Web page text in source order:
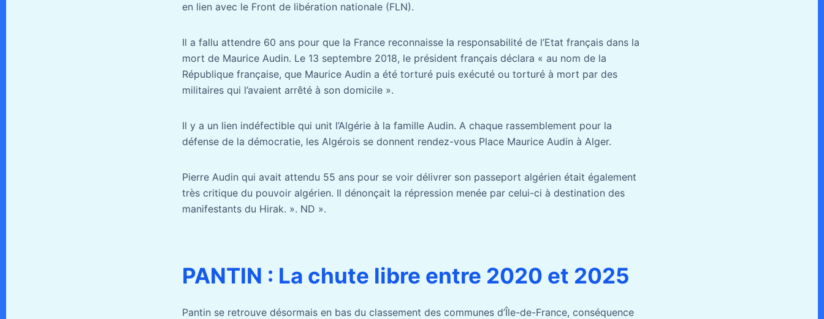
en lien avec le Front de libération nationale (FLN).
Il a fallu attendre 60 ans pour que la France reconnaisse la responsabilité de l’Etat français dans la
mort de Maurice Audin. Le 13 septembre 2018, le président français déclara « au nom de la
République française, que Maurice Audin a été torturé puis exécuté ou torturé à mort par des
militaires qui l’avaient arrêté à son domicile ».
Il y a un lien indéfectible qui unit l’Algérie à la famille Audin. A chaque rassemblement pour la
défense de la démocratie, les Algérois se donnent rendez-vous Place Maurice Audin à Alger.
Pierre Audin qui avait attendu 55 ans pour se voir délivrer son passeport algérien était également
très critique du pouvoir algérien. Il dénonçait la répression menée par celui-ci à destination des
manifestants du Hirak. ». ND ».
PANTIN : La chute libre entre 2020 et 2025
Pantin se retrouve désormais en bas du classement des communes d’Île-de-France, conséquence